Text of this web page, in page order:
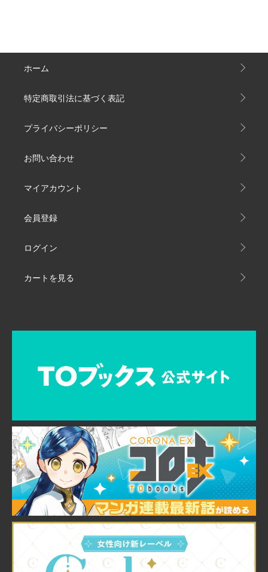
ホーム
特定商取引法に基づく表記
プライバシーポリシー
お問い合わせ
マイアカウント
会員登録
ログイン
カートを見る